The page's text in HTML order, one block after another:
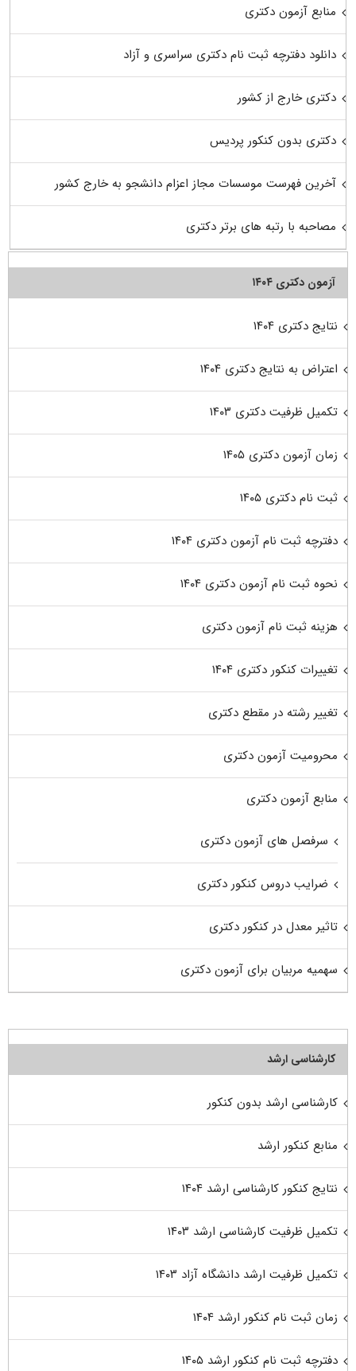
منابع آزمون دکتری
دانلود دفترچه ثبت نام دکتری سراسری و آزاد
دکتری خارج از کشور
دکتری بدون کنکور پردیس
آخرین فهرست موسسات مجاز اعزام دانشجو به خارج کشور
مصاحبه با رتبه های برتر دکتری
آزمون دکتری ۱۴۰۴
نتایج دکتری ۱۴۰۴
اعتراض به نتایج دکتری ۱۴۰۴
تکمیل ظرفیت دکتری ۱۴۰۳
زمان آزمون دکتری ۱۴۰۵
ثبت نام دکتری ۱۴۰۵
دفترچه ثبت نام آزمون دکتری ۱۴۰۴
نحوه ثبت نام آزمون دکتری ۱۴۰۴
هزینه ثبت نام آزمون دکتری
تغییرات کنکور دکتری ۱۴۰۴
تغییر رشته در مقطع دکتری
محرومیت آزمون دکتری
منابع آزمون دکتری
سرفصل های آزمون دکتری
ضرایب دروس کنکور دکتری
تاثیر معدل در کنکور دکتری
سهمیه مربیان برای آزمون دکتری
کارشناسی ارشد
کارشناسی ارشد بدون کنکور
منابع کنکور ارشد
نتایج کنکور کارشناسی ارشد ۱۴۰۴
تکمیل ظرفیت کارشناسی ارشد ۱۴۰۳
تکمیل ظرفیت ارشد دانشگاه آزاد ۱۴۰۳
زمان ثبت نام کنکور ارشد ۱۴۰۴
دفترچه ثبت نام کنکور ارشد ۱۴۰۵